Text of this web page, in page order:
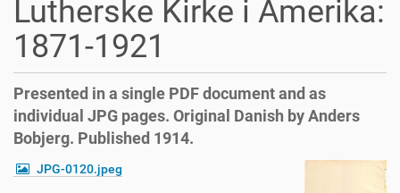
Lutherske Kirke i Amerika:
1871-1921
Presented in a single PDF document and as
individual JPG pages. Original Danish by Anders
Bobjerg. Published 1914.
JPG-0120.jpeg